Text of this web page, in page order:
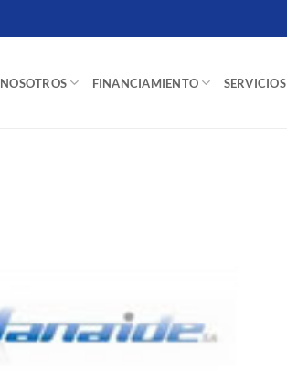
NOSOTROS FINANCIAMIENTO SERVICIOS